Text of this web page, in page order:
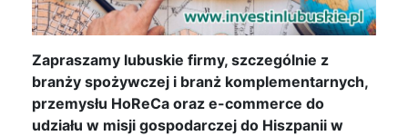
Zapraszamy lubuskie firmy, szczególnie z
branży spożywczej i branż komplementarnych,
przemysłu HoReCa oraz e-commerce do
udziału w misji gospodarczej do Hiszpanii w